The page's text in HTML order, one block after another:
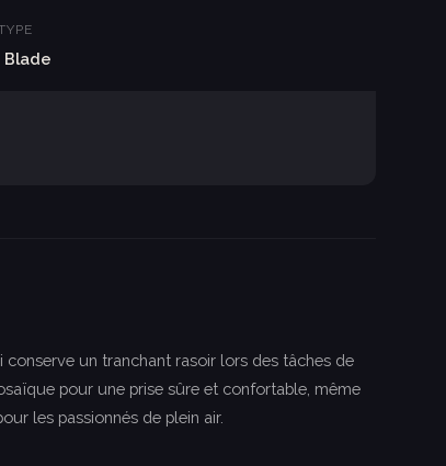
Blade
un tranchant rasoir lors des tâches de
pour une prise sûre et confortable, même
les passionnés de plein air.